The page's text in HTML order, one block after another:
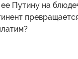
Путину на